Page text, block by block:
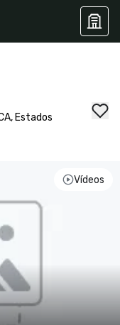
Estados
Vídeos